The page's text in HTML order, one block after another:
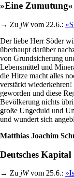
»Eine Zumutung«
→ Zu jWvom 22.6.:
Der liebe Herr Söder
überhaupt darüber
von Grundsicherung
Lebensmittel und
die Hitze macht alles
verstärkt
geworden und diese
Bevölkerung nichts
große Ungeduld und
und wundert sich
Matthias Joachim
Deutsches Kapital
→ Zu jWvom 25.6.: